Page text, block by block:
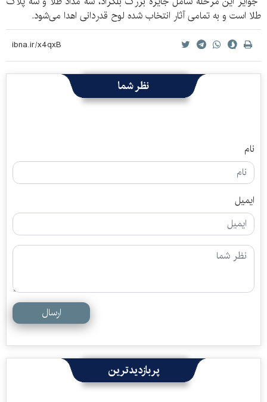
طلا است و به تمامی آثار انتخاب شده لوح قدردانی اهدا ‌می‌شود.
نظر شما
نام
ایمیل
ارسال
پربازدیدترین